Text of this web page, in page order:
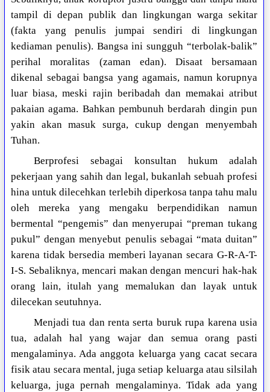
tampil di depan publik dan lingkungan warga sekitar
(fakta yang penulis jumpai sendiri di lingkungan
kediaman penulis). Bangsa ini sungguh “terbolak-balik”
perihal moralitas (zaman edan). Disaat bersamaan
dikenal sebagai bangsa yang agamais, namun korupnya
luar biasa, meski rajin beribadah dan memakai atribut
pakaian agama. Bahkan pembunuh berdarah dingin pun
yakin akan masuk surga, cukup dengan menyembah
Tuhan.
Berprofesi sebagai konsultan hukum adalah
pekerjaan yang sahih dan legal, bukanlah sebuah profesi
hina untuk dilecehkan terlebih diperkosa tanpa tahu malu
oleh mereka yang mengaku berpendidikan namun
bermental “pengemis” dan menyerupai “preman tukang
pukul” dengan menyebut penulis sebagai “mata duitan”
karena tidak bersedia memberi layanan secara G-R-A-T-
I-S. Sebaliknya, mencari makan dengan mencuri hak-hak
orang lain, itulah yang memalukan dan layak untuk
dilecekan seutuhnya.
Menjadi tua dan renta serta buruk rupa karena usia
tua, adalah hal yang wajar dan semua orang pasti
mengalaminya. Ada anggota keluarga yang cacat secara
fisik atau secara mental, juga setiap keluarga atau silsilah
keluarga, juga pernah mengalaminya. Tidak ada yang